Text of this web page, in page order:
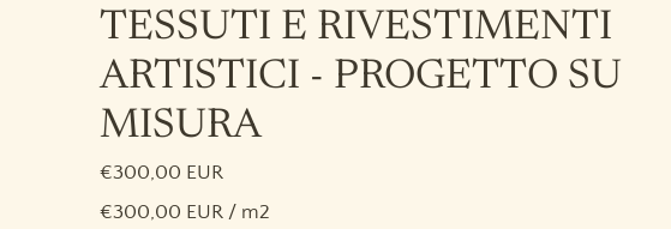
TESSUTI E RIVESTIMENTI
ARTISTICI - PROGETTO SU
MISURA
€300,00 EUR
€300,00 EUR / m2